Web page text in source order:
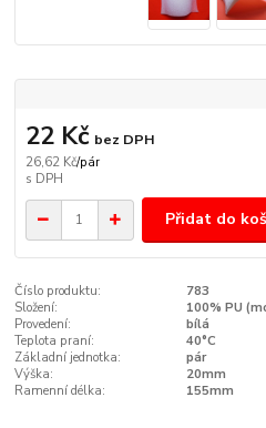
26,62 Kč/pár
22 Kč bez DPH
Přidat do
Číslo produktu:
783
Složení:
100% PU
Provedení:
bílá
Teplota praní:
40°C
Základní jednotka:
pár
Výška:
20mm
Ramenní délka:
155mm